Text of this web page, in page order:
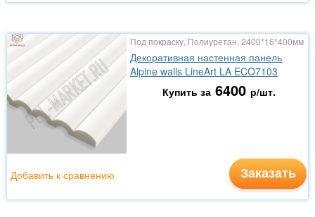
Под покраску, Полиуретан, 2400*16*400мм
Декоративная настенная панель
Alpine walls LineArt LA ECO7103
Купить за 6400 р/шт.
Заказать
Добавить к сравнению